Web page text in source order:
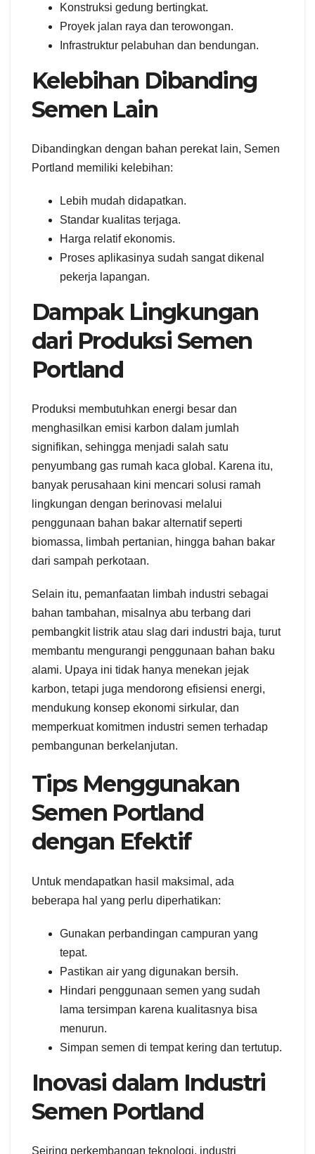
Konstruksi gedung bertingkat.
Proyek jalan raya dan terowongan.
Infrastruktur pelabuhan dan bendungan.
Kelebihan Dibanding
Semen Lain
Dibandingkan dengan bahan perekat lain, Semen
Portland memiliki kelebihan:
Lebih mudah didapatkan.
Standar kualitas terjaga.
Harga relatif ekonomis.
Proses aplikasinya sudah sangat dikenal
pekerja lapangan.
Dampak Lingkungan
dari Produksi Semen
Portland
Produksi membutuhkan energi besar dan
menghasilkan emisi karbon dalam jumlah
signifikan, sehingga menjadi salah satu
penyumbang gas rumah kaca global. Karena itu,
banyak perusahaan kini mencari solusi ramah
lingkungan dengan berinovasi melalui
penggunaan bahan bakar alternatif seperti
biomassa, limbah pertanian, hingga bahan bakar
dari sampah perkotaan.
Selain itu, pemanfaatan limbah industri sebagai
bahan tambahan, misalnya abu terbang dari
pembangkit listrik atau slag dari industri baja, turut
membantu mengurangi penggunaan bahan baku
alami. Upaya ini tidak hanya menekan jejak
karbon, tetapi juga mendorong efisiensi energi,
mendukung konsep ekonomi sirkular, dan
memperkuat komitmen industri semen terhadap
pembangunan berkelanjutan.
Tips Menggunakan
Semen Portland
dengan Efektif
Untuk mendapatkan hasil maksimal, ada
beberapa hal yang perlu diperhatikan:
Gunakan perbandingan campuran yang
tepat.
Pastikan air yang digunakan bersih.
Hindari penggunaan semen yang sudah
lama tersimpan karena kualitasnya bisa
menurun.
Simpan semen di tempat kering dan tertutup.
Inovasi dalam Industri
Semen Portland
Seiring perkembangan teknologi, industri